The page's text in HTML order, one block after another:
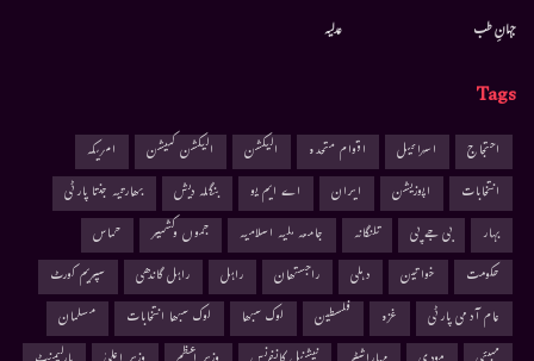
جہانِ طب
عدلیہ
Tags
احتجاج اسرائیل اقوام متحدہ الیکشن الیکشن کمیشن
امریکہ
انتخابات
اپوزیشن ایران اے ایم یو بنگلہ دیش
بھارتیہ جنتا پارٹی
بہار
بی جے پی تلنگانہ جامعہ ملیہ اسلامیہ جموں وکشمیر
حماس
حکومت
خواتین دہلی راجستھان راہل راہل گاندھی
سپریم کورٹ
عام آدمی پارٹی
غزہ فلسطین لوک سبھا لوک سبھا انتخابات
مسلمان